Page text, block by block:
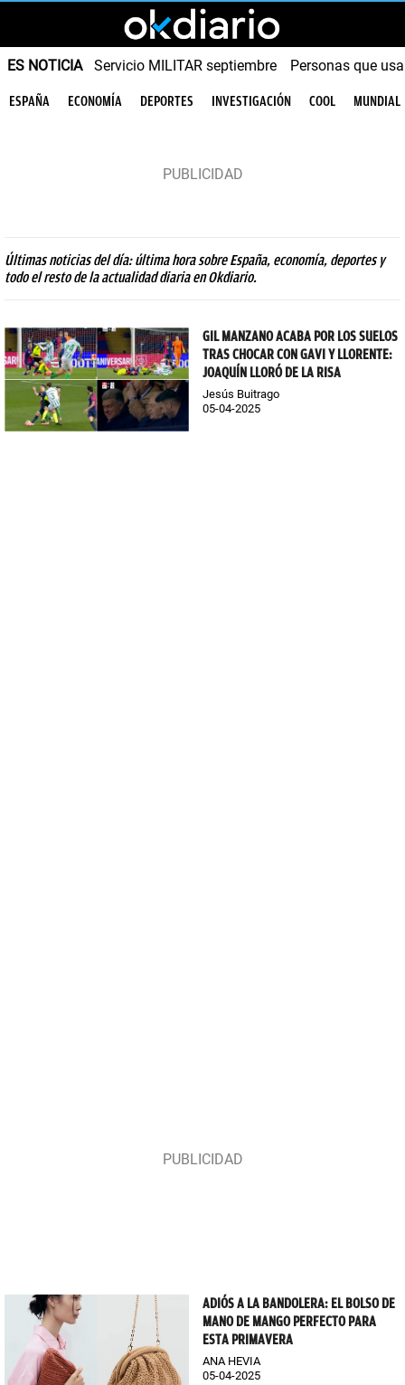
ES NOTICIA Servicio MILITAR septiembre Personas que
ESPAÑA ECONOMÍA DEPORTES INVESTIGACIÓN COOL MUNDIAL
Últimas noticias del día: última hora sobre España, economía, deportes y
todo el resto de la actualidad diaria en Okdiario.
GIL MANZANO ACABA POR LOS SUELOS
TRAS CHOCAR CON GAVI Y LLORENTE:
JOAQUÍN LLORÓ DE LA RISA
Jesús Buitrago
05-04-2025
ADIÓS A LA BANDOLERA: EL BOLSO DE
MANO DE MANGO PERFECTO PARA
ESTA PRIMAVERA
ANA HEVIA
05-04-2025